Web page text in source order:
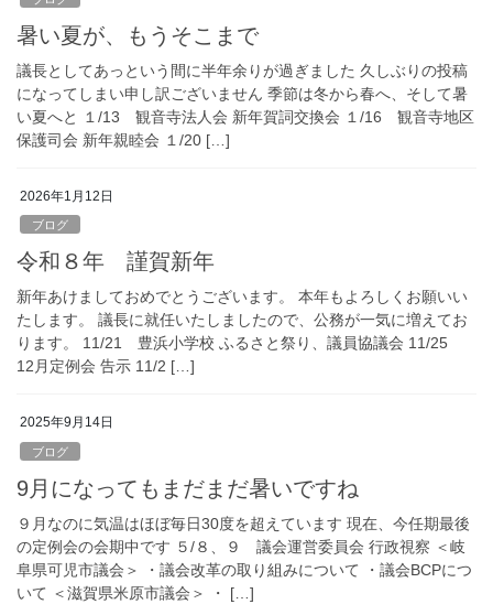
暑い夏が、もうそこまで
議長としてあっという間に半年余りが過ぎました 久しぶりの投稿
になってしまい申し訳ございません 季節は冬から春へ、そして暑
い夏へと １/13 観音寺法人会 新年賀詞交換会 １/16 観音寺地区
保護司会 新年親睦会 １/20 […]
2026年1月12日
ブログ
令和８年 謹賀新年
新年あけましておめでとうございます。 本年もよろしくお願いい
たします。 議長に就任いたしましたので、公務が一気に増えてお
ります。 11/21 豊浜小学校 ふるさと祭り、議員協議会 11/25
12月定例会 告示 11/2 […]
2025年9月14日
ブログ
9月になってもまだまだ暑いですね
９月なのに気温はほぼ毎日30度を超えています 現在、今任期最後
の定例会の会期中です ５/８、９ 議会運営委員会 行政視察 ＜岐
阜県可児市議会＞ ・議会改革の取り組みについて ・議会BCPにつ
いて ＜滋賀県米原市議会＞ ・ […]